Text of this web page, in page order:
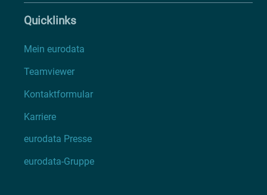
Quicklinks
Mein eurodata
Teamviewer
Kontaktformular
Karriere
eurodata Presse
eurodata-Gruppe